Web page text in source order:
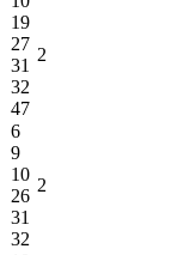
19
27
31
32
47
2
6
9
10
26
31
32
2